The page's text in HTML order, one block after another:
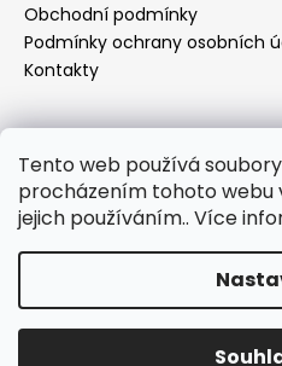
Tento web používá
procházením tohoto webu
jejich používáním.. Více
Obchodní podmínky
Podmínky ochrany osobních
Kontakty
Přijímáme online
Copyright 2026